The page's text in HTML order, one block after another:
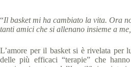
“Il basket mi ha cambiato la vita. Ora
tanti amici che si allenano insieme a
L’amore per il basket si è rivelata per
delle più efficaci “terapie” che